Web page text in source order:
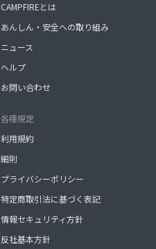
CAMPFIREとは
あんしん・安全への取り組み
ニュース
ヘルプ
お問い合わせ
各種規定
利用規約
細則
プライバシーポリシー
特定商取引法に基づく表記
情報セキュリティ方針
反社基本方針